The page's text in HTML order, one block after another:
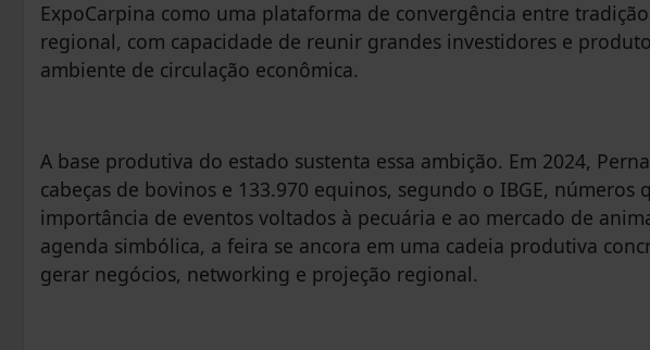
ExpoCarpina como uma plataforma de convergência entre
regional, com capacidade de reunir grandes investidores e
ambiente de circulação econômica.
A base produtiva do estado sustenta essa ambição. Em 2024,
cabeças de bovinos e 133.970 equinos, segundo o IBGE,
importância de eventos voltados à pecuária e ao mercado de
agenda simbólica, a feira se ancora em uma cadeia produtiva
gerar negócios, networking e projeção regional.